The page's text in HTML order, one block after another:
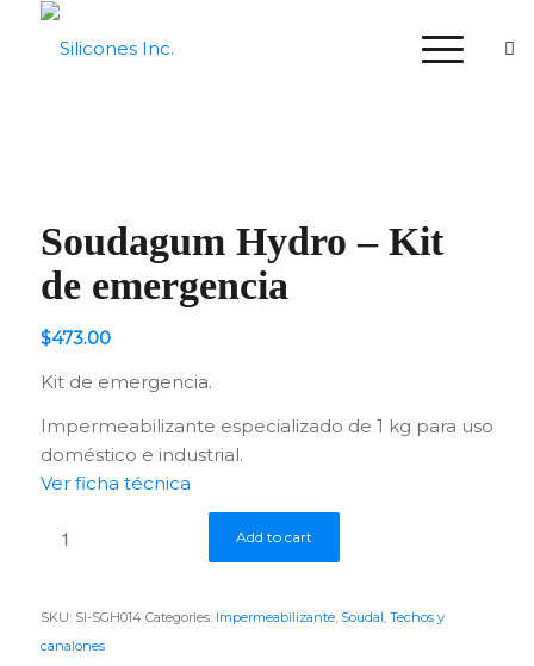
Soudagum Hydro – Kit
de emergencia
$473.00
Kit de emergencia.
Impermeabilizante especializado de 1 kg para uso
doméstico e industrial.
Ver ficha técnica
Add to cart
SKU: SI-SGH014 Categories: Impermeabilizante, Soudal, Techos y
canalones